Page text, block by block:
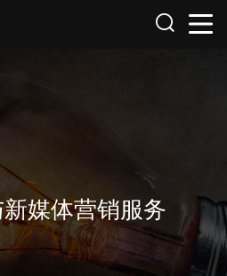
媒体营销服务